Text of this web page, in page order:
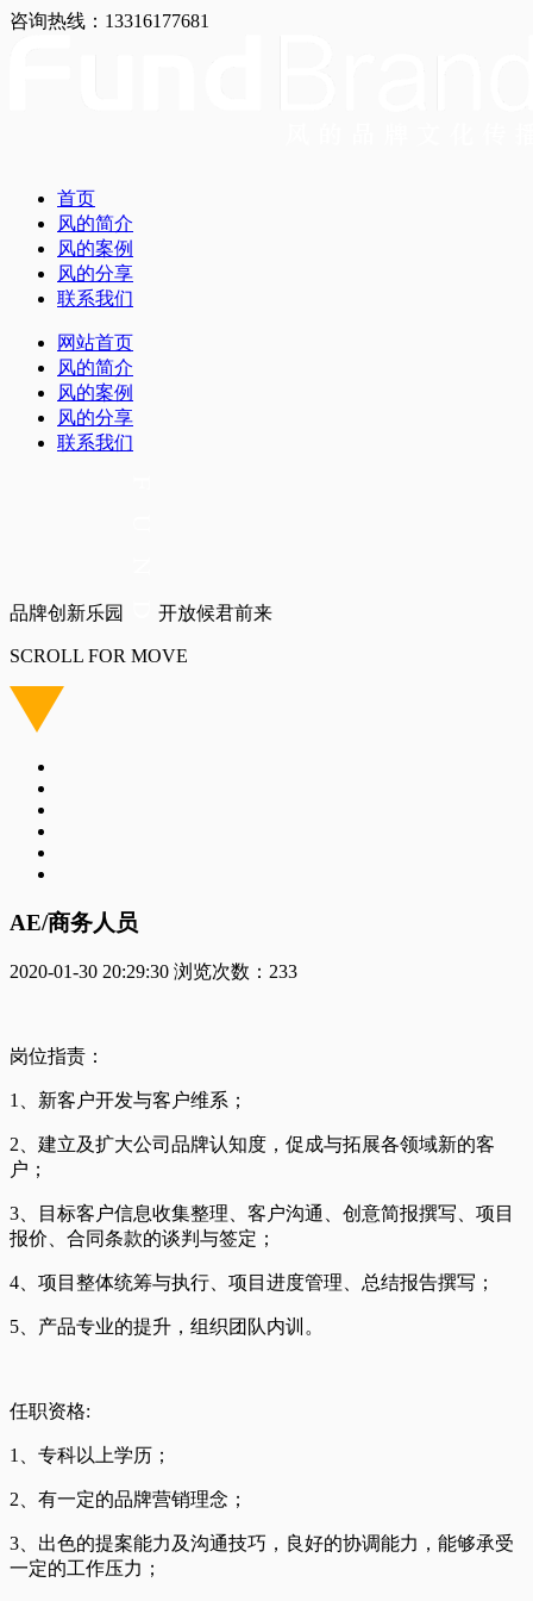
咨询热线：13316177681
首页
风的简介
风的案例
风的分享
联系我们
网站首页
风的简介
风的案例
风的分享
联系我们
品牌创新乐园 开放候君前来
SCROLL FOR MOVE
AE/商务人员
2020-01-30 20:29:30 浏览次数： 233
岗位指责：
1、新客户开发与客户维系；
2、建立及扩大公司品牌认知度，促成与拓展各领域新的客
户；
3、目标客户信息收集整理、客户沟通、创意简报撰写、项目
报价、合同条款的谈判与签定；
4、项目整体统筹与执行、项目进度管理、总结报告撰写；
5、产品专业的提升，组织团队内训。
任职资格:
1、专科以上学历；
2、有一定的品牌营销理念；
3、出色的提案能力及沟通技巧，良好的协调能力，能够承受
一定的工作压力；